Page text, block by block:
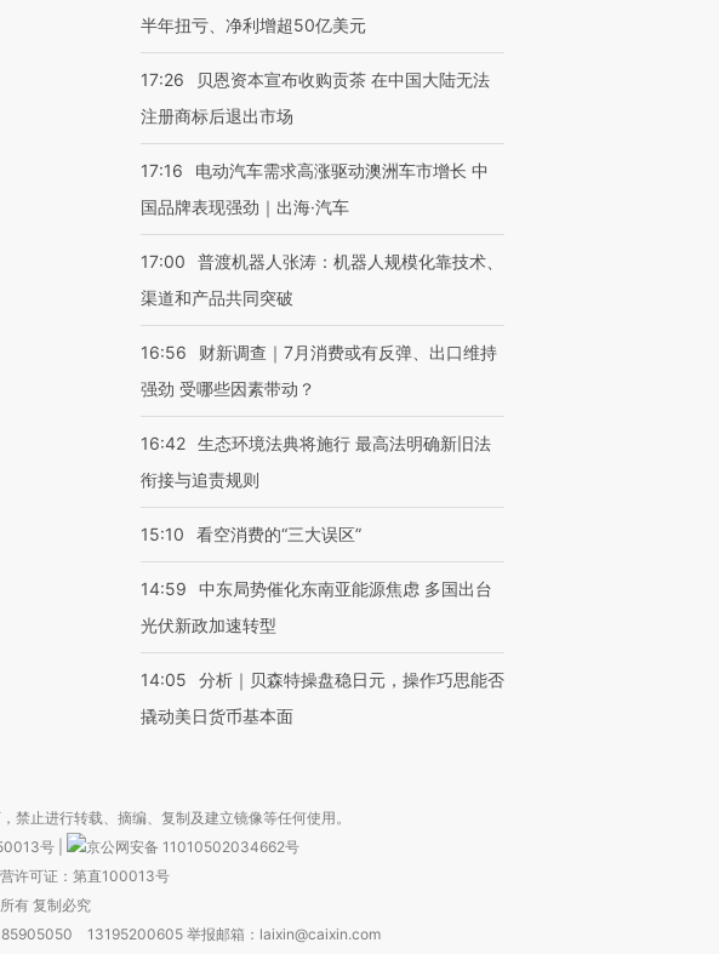
半年扭亏、净利增超50亿美元
17:26
贝恩资本宣布收购贡茶 在中国大陆无法
注册商标后退出市场
17:16
电动汽车需求高涨驱动澳洲车市增长 中
国品牌表现强劲｜出海·汽车
17:00
普渡机器人张涛：机器人规模化靠技术、
渠道和产品共同突破
16:56
财新调查｜7月消费或有反弹、出口维持
强劲 受哪些因素带动？
16:42 生态环境法典将施行 最高法明确新旧法
衔接与追责规则
15:10 看空消费的“三大误区”
14:59
中东局势催化东南亚能源焦虑 多国出台
光伏新政加速转型
14:05
分析｜贝森特操盘稳日元，操作巧思能否
撬动美日货币基本面
止进行转载、摘编、复制及建立镜像等任何使用。
号
京公网安备 11010502034662号
许可证：第直100013号
有 复制必究
85905050 13195200605 举报邮箱：laixin@caixin.com